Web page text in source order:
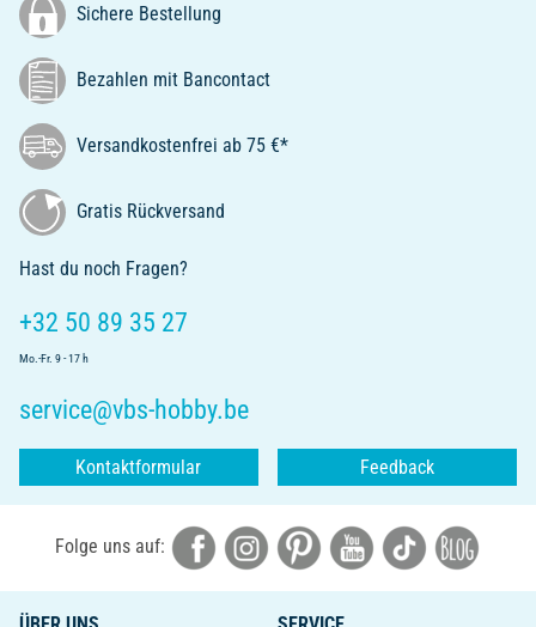
Sichere Bestellung
Bezahlen mit Bancontact
Versandkostenfrei ab 75 €*
Gratis Rückversand
Hast du noch Fragen?
+32 50 89 35 27
Mo.-Fr. 9 - 17 h
service@vbs-hobby.be
Kontaktformular Feedback
Folge uns auf: